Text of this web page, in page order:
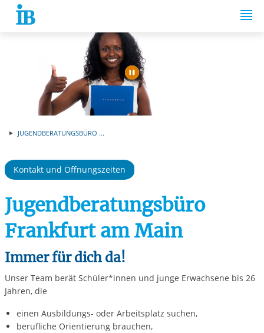
Springe zum Inhalt
Automatische
JUGENDBERATUNGSBÜRO ...
Kontakt und Öffnungszeiten
Jugendberatungsbüro
Frankfurt am Main
Immer für dich da!
Unser Team berät Schüler*innen und junge Erwachsene bis 26
Jahren, die
einen Ausbildungs- oder Arbeitsplatz suchen,
berufliche Orientierung brauchen,